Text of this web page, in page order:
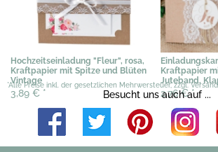
Hochzeitseinladung "Fleur", rosa,
Kraftpapier mit Spitze und Blüten
Vintage
3,89 € *
Kraftpapier
Juteband,
2,76 €*
*Alle Preise inkl. der gesetzlichen Mehrwersteuer, zzgl.
Besucht uns auch auf ...